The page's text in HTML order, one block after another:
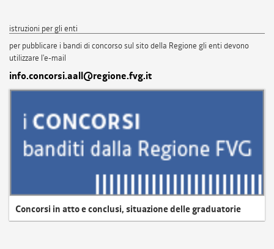
istruzioni per gli enti
per pubblicare i bandi di concorso sul sito della Regione gli enti devono
utilizzare l'e-mail
info.concorsi.aall@regione.fvg.it
Concorsi in atto e conclusi, situazione delle graduatorie